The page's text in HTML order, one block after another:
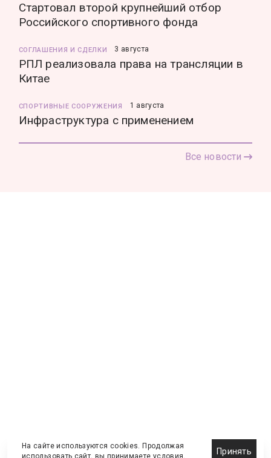
Стартовал второй крупнейший отбор
Российского спортивного фонда
СОГЛАШЕНИЯ И СДЕЛКИ 3 августа
РПЛ реализовала права на трансляции в
Китае
СПОРТИВНЫЕ СООРУЖЕНИЯ 1 августа
Инфраструктура с применением
Все новости
На сайте используются cookies. Продолжая
использовать сайт, вы принимаете условия.
Принять